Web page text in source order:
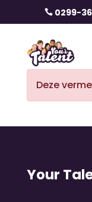
 0299-
Deze
Your